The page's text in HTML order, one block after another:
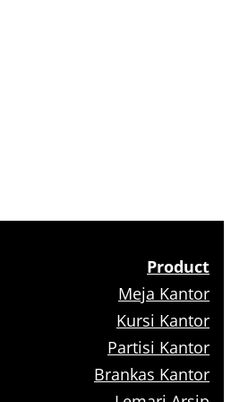
Product
Meja Kantor
Kursi Kantor
Partisi Kantor
Brankas Kantor